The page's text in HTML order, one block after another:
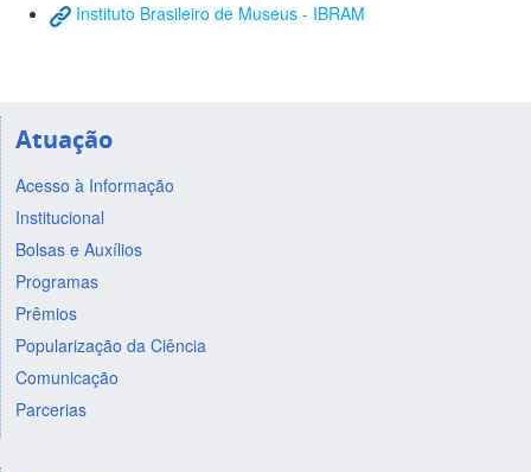
Instituto Brasileiro de Museus - IBRAM
Atuação
Acesso à Informação
Institucional
Bolsas e Auxílios
Programas
Prêmios
Popularização da Ciência
Comunicação
Parcerias